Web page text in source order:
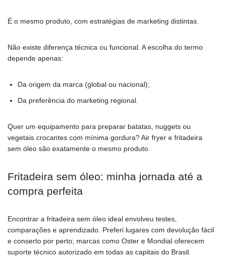
É o mesmo produto, com estratégias de marketing distintas.
Não existe diferença técnica ou funcional. A escolha do termo
depende apenas:
Da origem da marca (global ou nacional);
Da preferência do marketing regional.
Quer um equipamento para preparar batatas, nuggets ou
vegetais crocantes com mínima gordura? Air fryer e fritadeira
sem óleo são exatamente o mesmo produto.
Fritadeira sem óleo: minha jornada até a
compra perfeita
Encontrar a fritadeira sem óleo ideal envolveu testes,
comparações e aprendizado. Preferi lugares com devolução fácil
e conserto por perto; marcas como Oster e Mondial oferecem
suporte técnico autorizado em todas as capitais do Brasil.